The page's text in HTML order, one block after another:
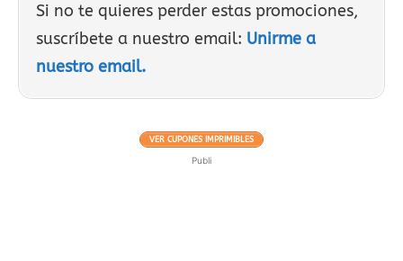
Si no te quieres perder estas promociones,
suscríbete a nuestro email: Unirme a
nuestro email.
VER CUPONES IMPRIMIBLES
Publi